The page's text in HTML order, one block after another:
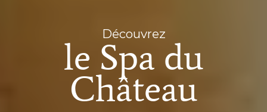
Découvrez
le Spa du
Château